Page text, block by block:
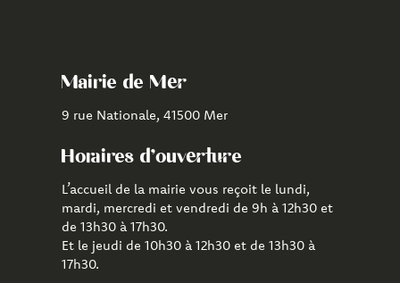
Mairie de Mer
9 rue Nationale, 41500 Mer
Horaires d'ouverture
L’accueil de la mairie vous reçoit le lundi,
mardi, mercredi et vendredi de 9h à 12h30 et
de 13h30 à 17h30.
Et le jeudi de 10h30 à 12h30 et de 13h30 à
17h30.